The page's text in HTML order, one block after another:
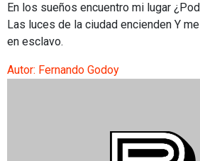
En los sueños encuentro mi lugar
Las luces de la ciudad encienden Y
en esclavo.
Autor: Fernando Godoy